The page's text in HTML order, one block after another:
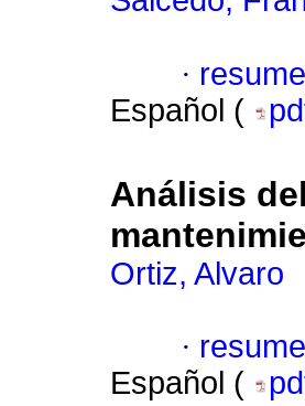
·
Español (
Análisis
Ortiz, Alvaro
·
Español (